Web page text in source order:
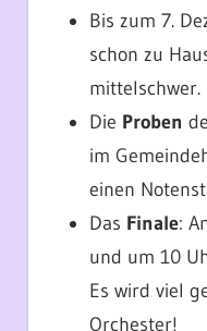
Bis zum 7.
schon zu
mittelschwer.
Die Proben
im
einen
Das Finale:
und um 10
Es wird viel
Orchester!